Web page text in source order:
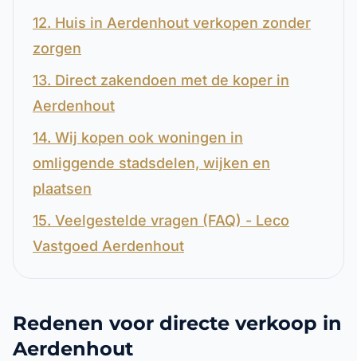
12. Huis in Aerdenhout verkopen zonder
zorgen
13. Direct zakendoen met de koper in
Aerdenhout
14. Wij kopen ook woningen in
omliggende stadsdelen, wijken en
plaatsen
15. Veelgestelde vragen (FAQ) - Leco
Vastgoed Aerdenhout
Redenen voor directe verkoop in
Aerdenhout